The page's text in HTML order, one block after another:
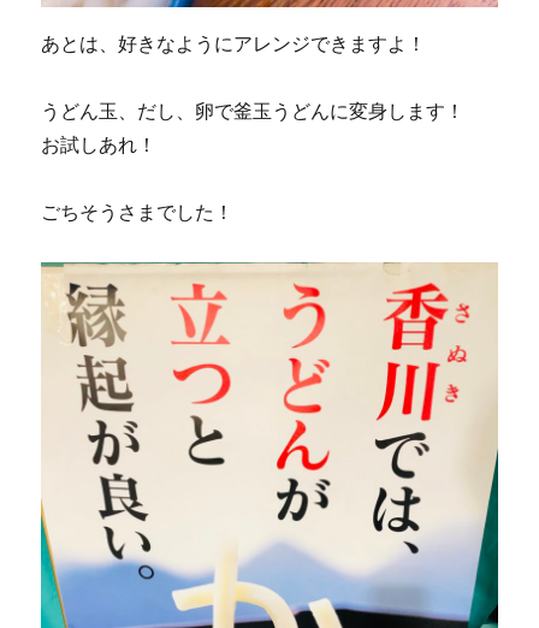
あとは、好きなようにアレンジできますよ！
うどん玉、だし、卵で釜玉うどんに変身します！
お試しあれ！
ごちそうさまでした！